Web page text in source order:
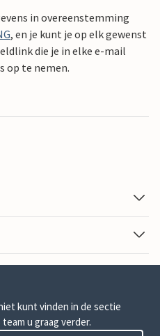
in overeenstemming
, en je kunt je op elk gewenst
die je in elke e-mail
op te nemen.
kunt vinden in de sectie
u graag verder.